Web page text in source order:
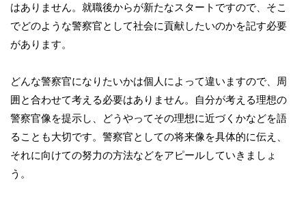
はありません。就職後からが新たなスタートですので、そこ
でどのような警察官として社会に貢献したいのかを記す必要
があります。
どんな警察官になりたいかは個人によって違いますので、周
囲と合わせて考える必要はありません。自分が考える理想の
警察官像を提示し、どうやってその理想に近づくかなどを語
ることも大切です。警察官としての将来像を具体的に伝え、
それに向けての努力の方法などをアピールしていきましょ
う。